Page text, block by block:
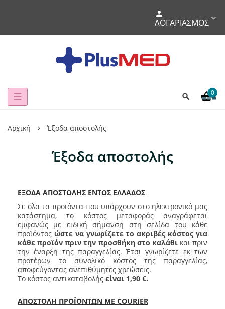
ΛΟΓΑΡΙΑΣΜΌΣ
Toggle
☰ 0
Αρχική Έξοδα αποστολής
Έξοδα αποστολής
ΕΞΟΔΑ ΑΠΟΣΤΟΛΗΣ ΕΝΤΟΣ ΕΛΛΑΔΟΣ
Σε όλα τα προϊόντα που υπάρχουν στο ηλεκτρονικό μας
κατάστημα, το κόστος μεταφοράς αναγράφεται
εμφανώς με ειδική σήμανση στη σελίδα του κάθε
προϊόντος ώστε να γνωρίζετε το ακριβές κόστος για
κάθε προϊόν πριν την προσθήκη στο καλάθικαι πριν
την έναρξη της παραγγελίας. Έτσι γνωρίζετε εκ των
προτέρων το συνολικό κόστος της παραγγελίας,
αποφεύγοντας ανεπιθύμητες χρεώσεις.
Το κόστος αντικαταβολής είναι 1,90 €.
ΑΠΟΣΤΟΛΗ ΠΡΟΪΟΝΤΩΝ ΜΕ COURIER